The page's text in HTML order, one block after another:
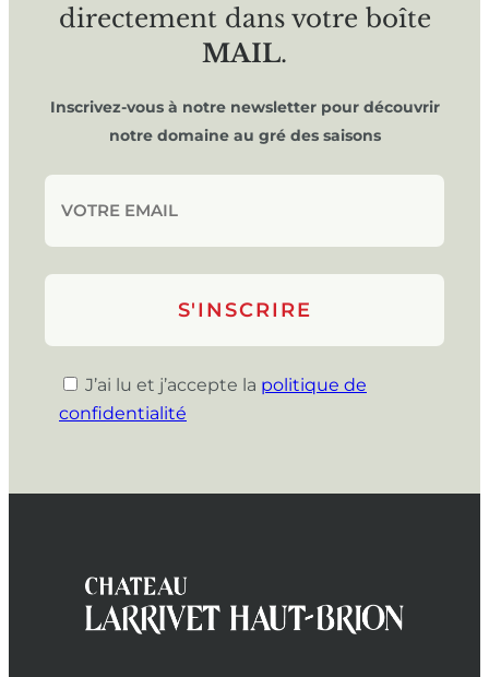
directement dans votre boîte
MAIL.
Inscrivez-vous à notre newsletter pour découvrir
notre domaine au gré des saisons
J’ai lu et j’accepte la politique de
confidentialité